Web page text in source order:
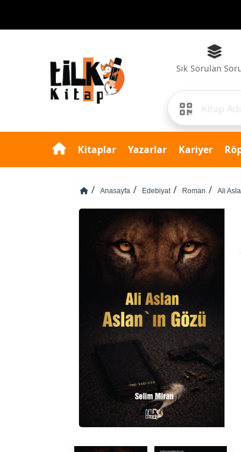
Sık Sorulan
Kitaplar Yazarlar Kariyer
Anasayfa Edebiyat Roman Ali